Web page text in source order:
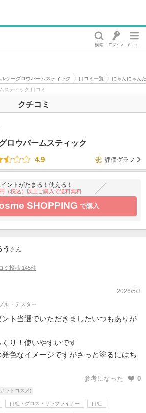
シーグロウバームスティック 口コミ一覧
にゃんにゃん
スティック 口コミ
クチコミ
ロウバームスティック
4.9
評価グラフ
ントがたまる！使える！
（税込）以上ご購入で送料無料
SHOPPING で購入
さん
ミ投稿 145件
2026/5/3
ル・テスター
ト当選でいただきましたいつもありが
り！使いやすいです
色なイメージですがさっと塗るにはち
参考になった 0
ットコスメ)
口紅・グロス・リップライナー 口紅